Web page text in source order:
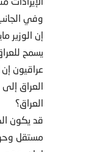
وفي
يسمح
عراقيون
العراق
العراق؟
قد يكون
مستقل